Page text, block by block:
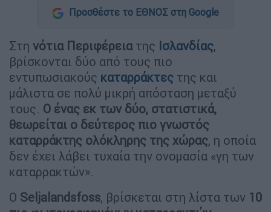
Προσθέστε το ΕΘΝΟΣ στη Google
Στη νότια Περιφέρειατης Ισλανδίας,
βρίσκονται δύο από τους πιο
εντυπωσιακούς καταρράκτες της και
μάλιστα σε πολύ μικρή απόσταση μεταξύ
τους. Ο ένας εκ των δύο, στατιστικά,
θεωρείται ο δεύτερος πιο γνωστός
καταρράκτης ολόκληρης της χώρας, η οποία
δεν έχει λάβει τυχαία την ονομασία «γη των
καταρρακτών».
Ο Seljalandsfoss, βρίσκεται στη λίστα των 10